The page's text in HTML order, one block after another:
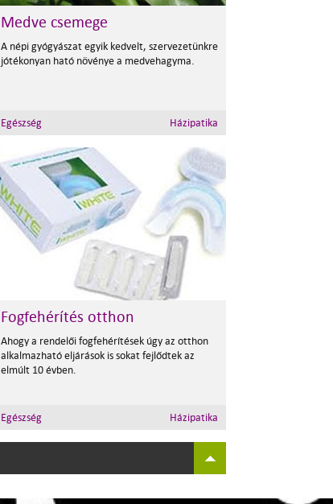
Medve csemege
A népi gyógyászat egyik kedvelt, szervezetünkre
jótékonyan ható növénye a medvehagyma.
Egészség Házipatika
Fogfehérítés otthon
Ahogy a rendelői fogfehérítések úgy az otthon
alkalmazható eljárások is sokat fejlődtek az
elmúlt 10 évben.
Egészség Házipatika